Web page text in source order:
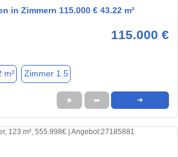
in Zimmern 115.000 € 43.22 m²
115.000 €
m² Zimmer 1.5
★ ➦ ➜